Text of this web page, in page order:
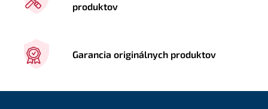
produktov
Garancia originálnych produktov